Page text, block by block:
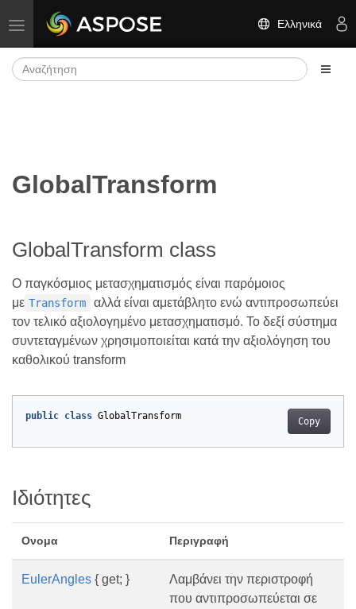
Εναλλαγή πλοήγησης Ελληνικά
GlobalTransform
GlobalTransform class
Ο παγκόσμιος μετασχηματισμός είναι παρόμοιος
με Transform
αλλά είναι αμετάβλητο ενώ αντιπροσωπεύει
τον τελικό αξιολογημένο μετασχηματισμό. Το δεξί σύστημα
συντεταγμένων χρησιμοποιείται κατά την αξιολόγηση του
καθολικού transform
Copy
public class GlobalTransform
Ιδιότητες
Ονομα Περιγραφή
EulerAngles { get; }
Λαμβάνει την περιστροφή
που αντιπροσωπεύεται σε